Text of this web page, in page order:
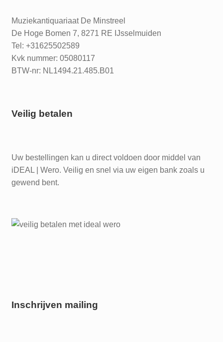
Muziekantiquariaat De Minstreel
De Hoge Bomen 7, 8271 RE IJsselmuiden
Tel: +31625502589
Kvk nummer: 05080117
BTW-nr: NL1494.21.485.B01
Veilig betalen
Uw bestellingen kan u direct voldoen door middel van
iDEAL | Wero. Veilig en snel via uw eigen bank zoals u
gewend bent.
Inschrijven mailing